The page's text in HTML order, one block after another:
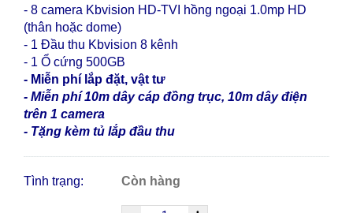
- 8 camera Kbvision HD-TVI hồng ngoại 1.0mp HD
(thân hoặc dome)
- 1 Đầu thu Kbvision 8 kênh
- 1 Ổ cứng 500GB
- Miễn phí lắp đặt, vật tư
- Miễn phí 10m dây cáp đồng trục, 10m dây điện
trên 1 camera
- Tặng kèm tủ lắp đầu thu
Tình trạng: Còn hàng